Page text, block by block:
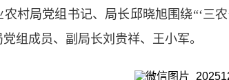
村局党组书记、局长邱晓旭围绕“‘三
组成员、副局长刘贵祥、王小军。